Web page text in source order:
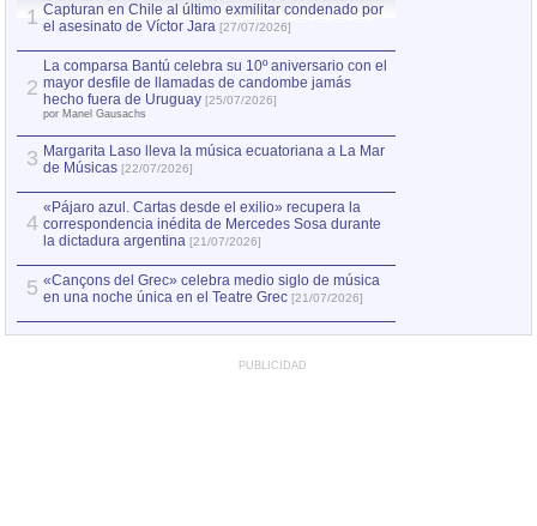
1 Capturan en Chile al último exmilitar condenado por
el asesinato de Víctor Jara [27/07/2026]
2
La comparsa Bantú celebra su 10º aniversario con el
mayor desfile de llamadas de candombe jamás
hecho fuera de Uruguay [25/07/2026]
por Manel Gausachs
3 Margarita Laso lleva la música ecuatoriana a La Mar
de Músicas [22/07/2026]
4
«Pájaro azul. Cartas desde el exilio» recupera la
correspondencia inédita de Mercedes Sosa durante
la dictadura argentina [21/07/2026]
5 «Cançons del Grec» celebra medio siglo de música
en una noche única en el Teatre Grec [21/07/2026]
PUBLICIDAD